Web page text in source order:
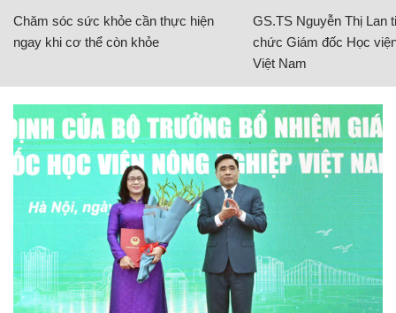
Chăm sóc sức khỏe cần thực hiện
ngay khi cơ thể còn khỏe
GS.TS Nguyễn Thị Lan
chức Giám đốc Học
Việt Nam